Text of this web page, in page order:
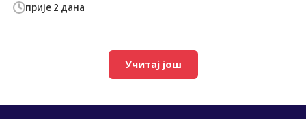
прије 2 дана
Учитај још